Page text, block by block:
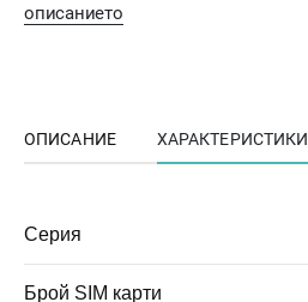
описанието
ОПИСАНИЕ ХАРАКТЕРИСТИКИ
Серия
Брой SIM карти